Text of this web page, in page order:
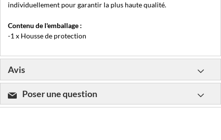
individuellement pour garantir la plus haute qualité.
Contenu de l'emballage :
-1 x Housse de protection
Avis
Poser une question